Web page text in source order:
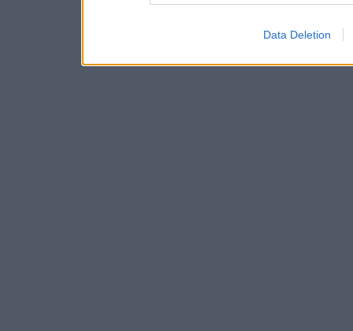
Data Deletion